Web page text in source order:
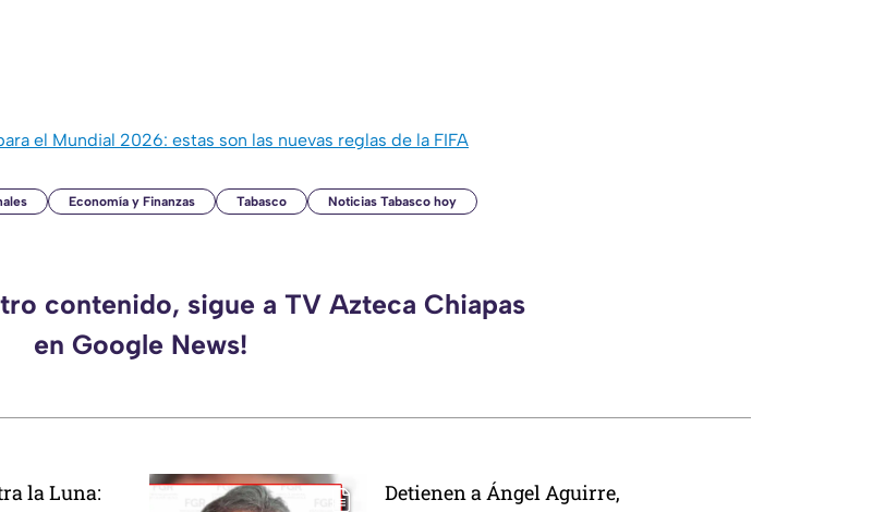
el Mundial 2026: estas son las nuevas reglas de la FIFA
Economía y Finanzas Tabasco Noticias Tabasco hoy
contenido, sigue a TV Azteca Chiapas
en Google News!
la Luna:
Detienen a Ángel Aguirre,